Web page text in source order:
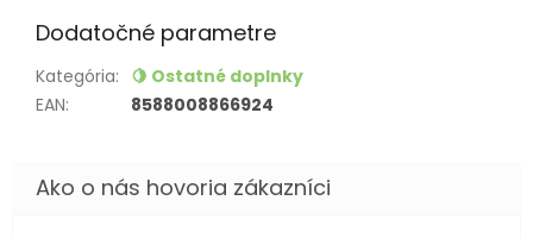
Dodatočné parametre
Kategória: 🍋 Ostatné doplnky
EAN: 8588008866924